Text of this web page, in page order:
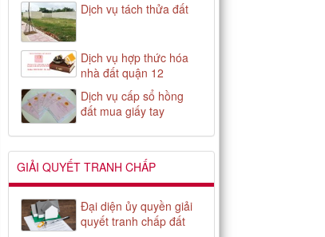
Dịch vụ tách thửa đất
Dịch vụ hợp thức hóa
nhà đất quận 12
Dịch vụ cấp sổ hồng
đất mua giấy tay
GIẢI QUYẾT TRANH CHẤP
Đại diện ủy quyền giải
quyết tranh chấp đất